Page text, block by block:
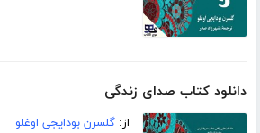
دانلود کتاب صدای زندگی
از:گلسرن بودایجی اوغلو